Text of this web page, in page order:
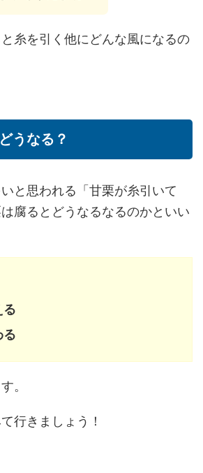
糸を引く他にどんな風になるの
うなる？
と思われる「甘栗が糸引いて
腐るとどうなるなるのかといい
る
る
。
行きましょう！